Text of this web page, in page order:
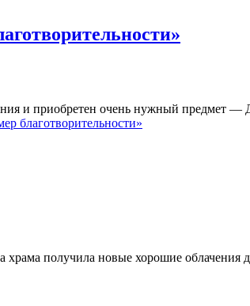
и приобретен очень нужный предмет —
благотворительности»
получила новые хорошие облачения